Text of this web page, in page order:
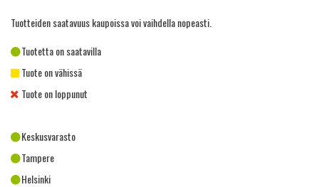
Tuotteiden saatavuus kaupoissa voi vaihdella nopeasti.
Tuotetta on saatavilla
Tuote on vähissä
Tuote on loppunut
Keskusvarasto
Tampere
Helsinki